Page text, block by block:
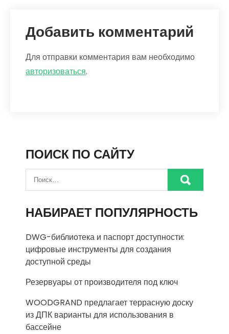
Добавить комментарий
Для отправки комментария вам необходимо
авторизоваться.
ПОИСК ПО САЙТУ
НАБИРАЕТ ПОПУЛЯРНОСТЬ
DWG-библиотека и паспорт доступности:
цифровые инструменты для создания
доступной среды
Резервуары от производителя под ключ
WOODGRAND предлагает террасную доску
из ДПК варианты для использования в
бассейне